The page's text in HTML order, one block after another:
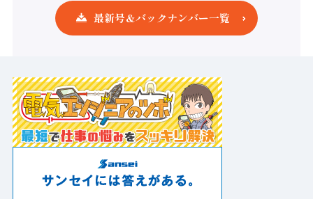
最新号＆バックナンバー一覧